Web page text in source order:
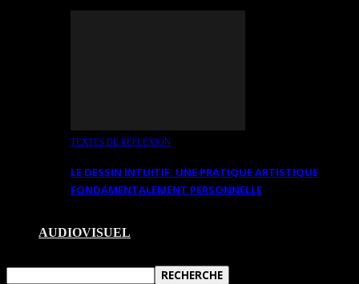
TEXTES DE RÉFLEXION
LE DESSIN INTUITIF. UNE PRATIQUE ARTISTIQUE
FONDAMENTALEMENT PERSONNELLE
AUDIOVISUEL